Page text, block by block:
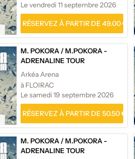
Le vendredi 11 septembre 2026
RÉSERVEZ À PARTIR DE 49.00 €
M. POKORA /M.POKORA -
ADRENALINE TOUR
Arkéa Arena
à FLOIRAC
Le samedi 19 septembre 2026
RÉSERVEZ À PARTIR DE 50.50 €
M. POKORA /M.POKORA -
ADRENALINE TOUR